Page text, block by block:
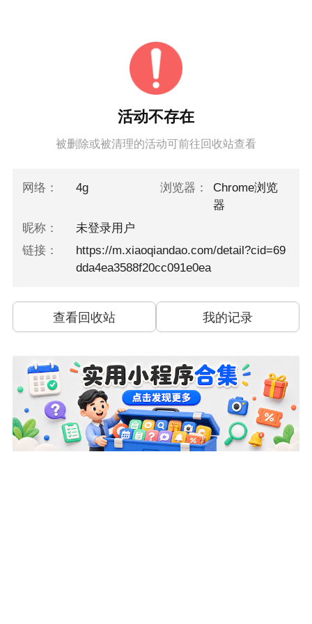
活动不存在
被删除或被清理的活动可前往回收站查看
网络： 4g 浏览器：
Chrome浏览
器
昵称：
未登录用户
链接：
https://m.xiaoqiandao.com/detail?cid=69
dda4ea3588f20cc091e0ea
查看回收站 我的记录